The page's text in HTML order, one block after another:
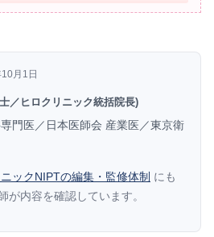
月1日
／ヒロクリニック統括院長)
門医／日本医師会 産業医／東京衛
ックNIPTの編集・監修体制 にも
が内容を確認しています。